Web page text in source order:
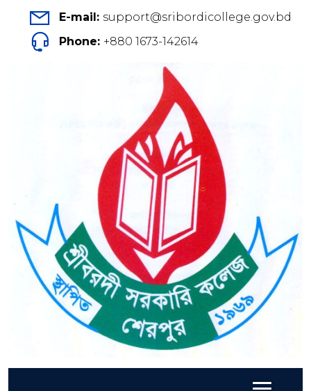
E-mail: support@sribordicollege.gov.bd
Phone: +880 1673-142614